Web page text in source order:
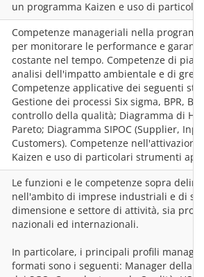
Competenze manageriali nella
per monitorare le performance e
costante nel tempo. Competenze di
analisi dell'impatto ambientale e di
Competenze applicative dei seguenti
Gestione dei processi Six sigma, BPR,
controllo della qualità; Diagramma di
Pareto; Diagramma SIPOC (Supplier,
Customers). Competenze
Le funzioni e le competenze sopra
nell'ambito di imprese industriali e di
dimensione e settore di attività, sia
nazionali ed internazionali.
In particolare, i principali profili
formati sono i seguenti: Manager della